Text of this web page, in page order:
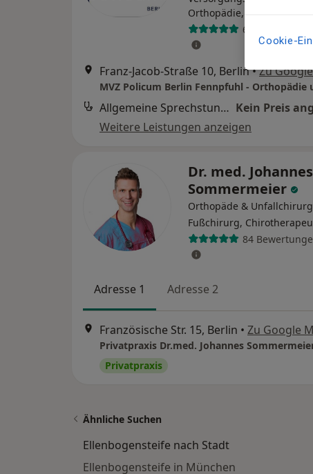
Orthopädie, Unfallchirurgie
6 Bewertungen
Franz-Jacob-Straße 10, Berlin•Zu
Allgemeine Sprechstunde Kein Preis
Weitere Leistungen anzeigen
Dr. med. Johannes
Sommermeier
Orthopäde &
Fußchirurg,
84
Adresse 1 Adresse 2
Französische Str. 15, Berlin • Zu Google
Privatpraxis
Ähnliche Suchen
Ellenbogensteife nach Stadt
Ellenbogensteife in München
Cookie-